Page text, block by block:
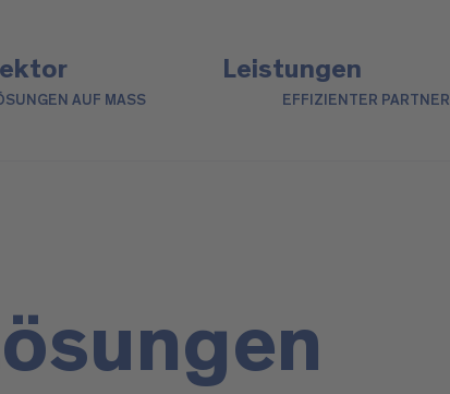
AUF MASS
Leistungen
EFFIZIENTER PARTNER